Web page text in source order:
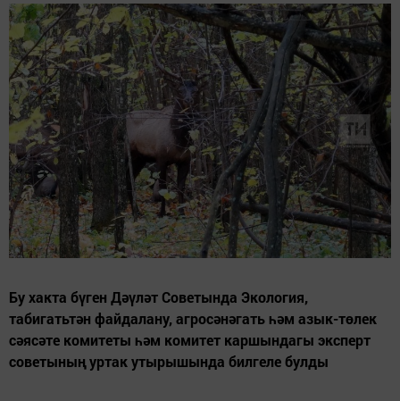
Бу хакта бүген Дәүләт Советында Экология,
табигатьтән файдалану, агросәнәгать һәм азык-төлек
сәясәте комитеты һәм комитет каршындагы эксперт
советының уртак утырышында билгеле булды